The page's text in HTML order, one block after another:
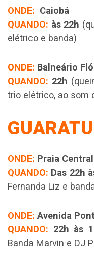
ONDE: Caiobá
QUANDO: às 22h
elétrico e banda)
ONDE: Balneário
QUANDO: 22h
trio elétrico, ao som
ONDE: Praia Central
QUANDO: Das 22h
Fernanda Liz e
ONDE: Avenida
QUANDO: 22h às
Banda Marvin e DJ